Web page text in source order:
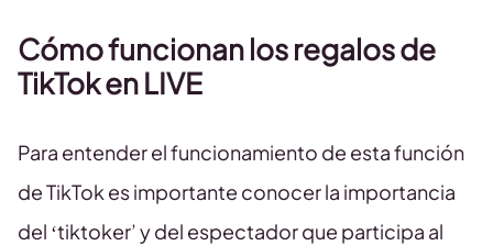
Cómo funcionan los regalos de
TikTok en LIVE
Para entender el funcionamiento de esta función
de TikTok es importante conocer la importancia
del ‘tiktoker’ y del espectador que participa al